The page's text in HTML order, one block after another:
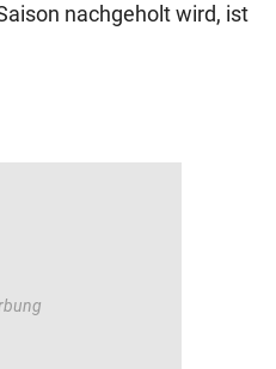
nachgeholt wird, ist